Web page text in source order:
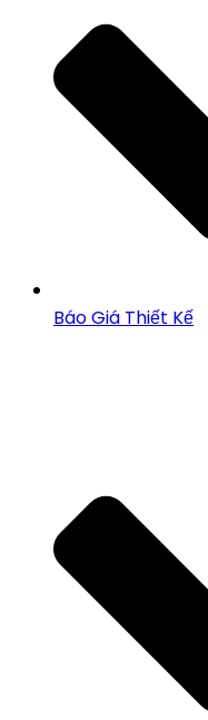
Báo Giá Thiết Kế